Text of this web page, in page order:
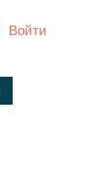
Войти